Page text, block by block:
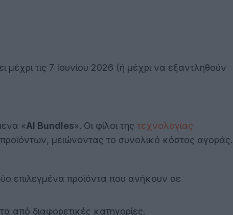
μέχρι τις 7 Ιουνίου 2026 (ή μέχρι να εξαντληθούν
«AI Bundles». Οι φίλοι της τεχνολογίας
μειώνοντας το συνολικό κόστος αγοράς.
επιλεγμένα προϊόντα που ανήκουν σε
από διαφορετικές κατηγορίες.